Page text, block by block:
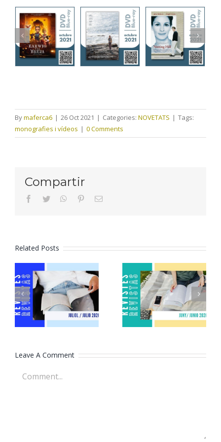
Bymaferca6 | 26 Oct 2021 | Categories: NOVETATS | Tags:
monografies i vídeos | 0 Comments
Compartir
facebooktwitter whatsapppinterestEmail
Related Posts
Revistes
juliol 2026
Revistes
juny 2026
Leave A Comment
Comment